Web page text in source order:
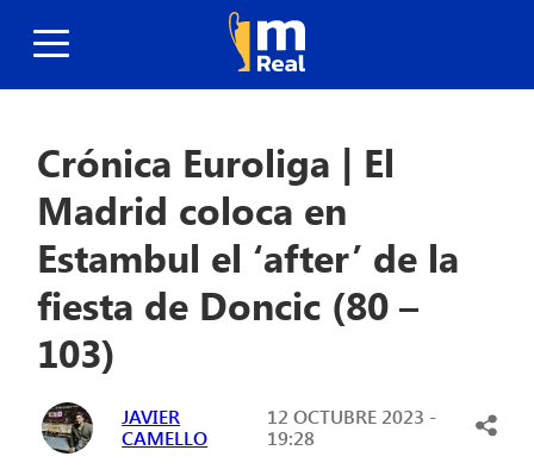
Crónica Euroliga | El
Madrid coloca en
Estambul el ‘after’ de la
fiesta de Doncic (80 –
103)
JAVIER
CAMELLO
12 OCTUBRE 2023 -
19:28